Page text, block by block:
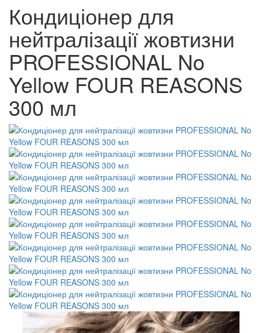
Кондиціонер для
нейтралізації жовтизни
PROFESSIONAL No
Yellow FOUR REASONS
300 мл